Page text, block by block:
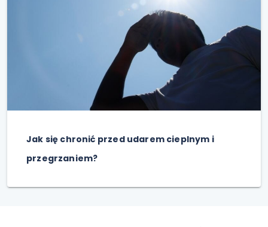
Jak się chronić przed udarem cieplnym i
przegrzaniem?